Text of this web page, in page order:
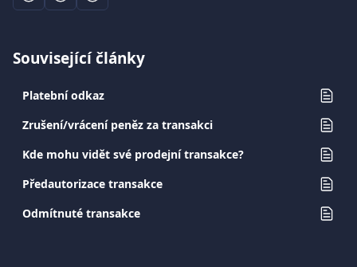
Související články
Platební odkaz
Zrušení/vrácení peněz za transakci
Kde mohu vidět své prodejní transakce?
Předautorizace transakce
Odmítnuté transakce